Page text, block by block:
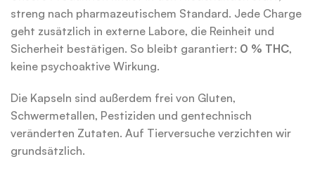
streng nach pharmazeutischem Standard. Jede Charge
geht zusätzlich in externe Labore, die Reinheit und
Sicherheit bestätigen. So bleibt garantiert: 0 % THC,
keine psychoaktive Wirkung.
Die Kapseln sind außerdem frei von Gluten,
Schwermetallen, Pestiziden und gentechnisch
veränderten Zutaten. Auf Tierversuche verzichten wir
grundsätzlich.